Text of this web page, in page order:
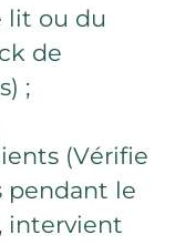
lit ou du
de
;
(Vérifie
pendant le
intervient